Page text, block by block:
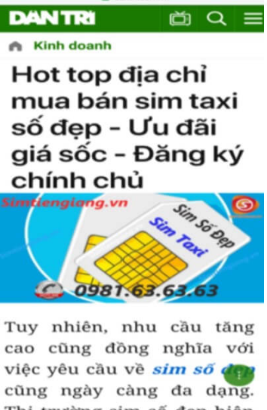
xem sim nào là phù hợp với cá nhân mình nhất.
Việc này sẽ tốn không ít thời gian, nhưng nếu đã chấp nhận
bỏ ra một số tiền lớn thì việc cân nhắc lâu cũng là điều dễ
hiểu.
Tham khảo ngay:Danh Sách Sim Số Đẹp VIettel
Mua Sim Giảm Giá Có Phải Là
Sim Xấu?
Sim giảm giá Sim số đẹp giá rẻ
có thể là những sim siêu
vip nhưng đã lâu chưa tìm được người mua nên có
OFF để kích cầu mua sắm.
Trong mọi cuộc mua bán, người nhanh tay là người chiến
thắng. Sim số đẹp đôi khi cũng như vật giá leo thang ngày
hôm nay giá thấp nhưng ngày mai có thể tăng phi mã, số
tiền bạn dự định bỏ ra có thể nhanh chóng vượt khung trần.
Bạn cũng sẽ không có nhiều thời gian để do dự, bởi kho
sim giảm giá sẽ ngày càng cạn kiệt và đến khi đó dù sim số
xấu nhưng giá bán cao cũng là điều hết sức bình thường.
Đôi khi có một số khách hàng chuyên đi săn lùng những
loại sim giảm giá, sim số đẹp giá rẻ này về bán lại cho
những người không tìm được loại sim giảm giá này để có
Chính vì thế tại sao chúng ta lại không săn lùng sim giảm
giá sim số đẹp giá rẻ này để đầu tư sinh lãi thỏa sức niềm
đam mê sim số đẹp